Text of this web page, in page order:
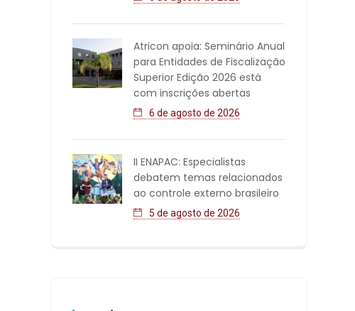
Atricon apoia: Seminário Anual
para Entidades de Fiscalização
Superior Edição 2026 está
com inscrições abertas
6 de agosto de 2026
II ENAPAC: Especialistas
debatem temas relacionados
ao controle externo brasileiro
5 de agosto de 2026